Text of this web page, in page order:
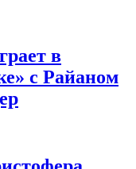
в
с Райаном